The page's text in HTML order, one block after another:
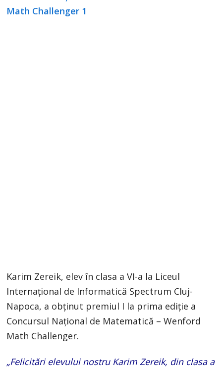
Karim Zereik, elev în clasa a VI-a la Liceul
Internațional de Informatică Spectrum Cluj-
Napoca, a obținut premiul I la prima ediție a
Concursul Național de Matematică – Wenford
Math Challenger.
„Felicitări elevului nostru Karim Zereik, din clasa a